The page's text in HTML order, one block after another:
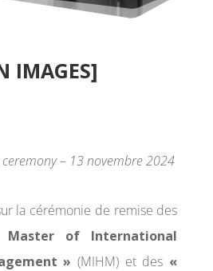
IMAGES]
– 13 novembre 2024
la cérémonie de remise des
Master of International
» (MIHM) et des «